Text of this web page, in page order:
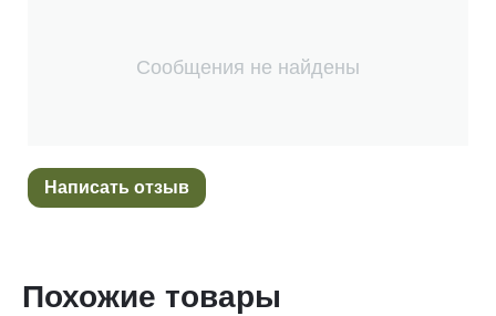
Сообщения не найдены
Написать отзыв
Похожие товары